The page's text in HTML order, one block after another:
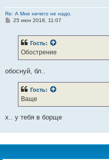
Re: А Мне ничего не надо.
С
е
25 июн 2018, 11:07
Гость:
Обострение
обоснуй, бл..
Гость:
Ваще
х.. у тебя в борще